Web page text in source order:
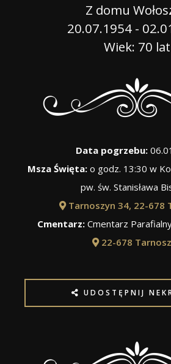
Z domu
20.07.1954 -
Wiek: 70 lat
Data pogrzebu:
Msza Święta: o godz. 13:30 w
pw. św. Stanisława
Tarnoszyn 34, 22-678
Cmentarz: Cmentarz
22-678
UDOSTĘPNIJ